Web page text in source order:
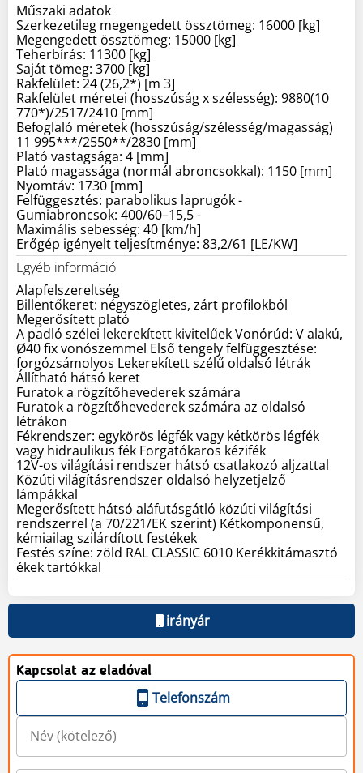
Műszaki adatok
Szerkezetileg megengedett össztömeg: 16000 [kg]
Megengedett össztömeg: 15000 [kg]
Teherbírás: 11300 [kg]
Saját tömeg: 3700 [kg]
Rakfelület: 24 (26,2*) [m 3]
Rakfelület méretei (hosszúság x szélesség): 9880(10
770*)/2517/2410 [mm]
Befoglaló méretek (hosszúság/szélesség/magasság)
11 995***/2550**/2830 [mm]
Plató vastagsága: 4 [mm]
Plató magassága (normál abroncsokkal): 1150 [mm]
Nyomtáv: 1730 [mm]
Felfüggesztés: parabolikus laprugók -
Gumiabroncsok: 400/60–15,5 -
Maximális sebesség: 40 [km/h]
Erőgép igényelt teljesítménye: 83,2/61 [LE/KW]
Egyéb információ
Alapfelszereltség
Billentőkeret: négyszögletes, zárt profilokból
Megerősített plató
A padló szélei lekerekített kivitelűek Vonórúd: V alakú,
Ø40 fix vonószemmel Első tengely felfüggesztése:
forgózsámolyos Lekerekített szélű oldalsó létrák
Állítható hátsó keret
Furatok a rögzítőhevederek számára
Furatok a rögzítőhevederek számára az oldalsó
létrákon
Fékrendszer: egykörös légfék vagy kétkörös légfék
vagy hidraulikus fék Forgatókaros kézifék
12V-os világítási rendszer hátsó csatlakozó aljzattal
Közúti világításrendszer oldalsó helyzetjelző
lámpákkal
Megerősített hátsó aláfutásgátló közúti világítási
rendszerrel (a 70/221/EK szerint) Kétkomponensű,
kémiailag szilárdított festékek
Festés színe: zöld RAL CLASSIC 6010 Kerékkitámasztó
ékek tartókkal
irányár
Kapcsolat az eladóval
Telefonszám